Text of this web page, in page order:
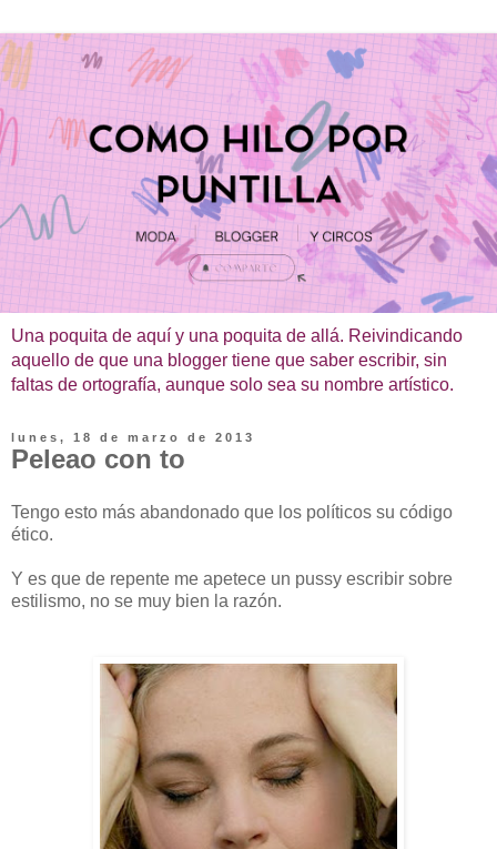
Una poquita de aquí y una poquita de allá. Reivindicando
aquello de que una blogger tiene que saber escribir, sin
faltas de ortografía, aunque solo sea su nombre artístico.
lunes, 18 de marzo de 2013
Peleao con to
Tengo esto más abandonado que los políticos su código
ético.
Y es que de repente me apetece un pussy escribir sobre
estilismo, no se muy bien la razón.